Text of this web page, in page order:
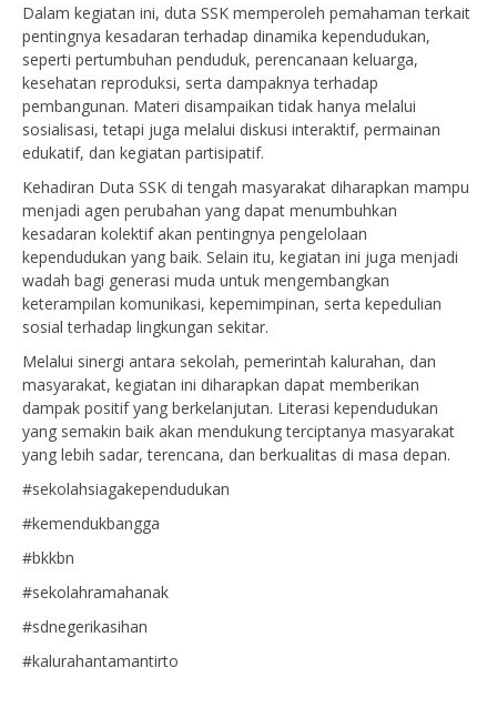
Dalam kegiatan ini, duta SSK memperoleh pemahaman terkait
pentingnya kesadaran terhadap dinamika kependudukan,
seperti pertumbuhan penduduk, perencanaan keluarga,
kesehatan reproduksi, serta dampaknya terhadap
pembangunan. Materi disampaikan tidak hanya melalui
sosialisasi, tetapi juga melalui diskusi interaktif, permainan
edukatif, dan kegiatan partisipatif.
Kehadiran Duta SSK di tengah masyarakat diharapkan mampu
menjadi agen perubahan yang dapat menumbuhkan
kesadaran kolektif akan pentingnya pengelolaan
kependudukan yang baik. Selain itu, kegiatan ini juga menjadi
wadah bagi generasi muda untuk mengembangkan
keterampilan komunikasi, kepemimpinan, serta kepedulian
sosial terhadap lingkungan sekitar.
Melalui sinergi antara sekolah, pemerintah kalurahan, dan
masyarakat, kegiatan ini diharapkan dapat memberikan
dampak positif yang berkelanjutan. Literasi kependudukan
yang semakin baik akan mendukung terciptanya masyarakat
yang lebih sadar, terencana, dan berkualitas di masa depan.
#sekolahsiagakependudukan
#kemendukbangga
#bkkbn
#sekolahramahanak
#sdnegerikasihan
#kalurahantamantirto